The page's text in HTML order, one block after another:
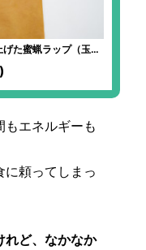
た蜜蝋ラップ（玉ね
もエネルギーも
に頼ってしまっ
れど、なかなか